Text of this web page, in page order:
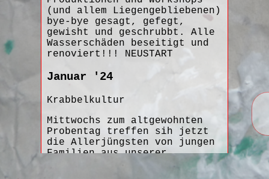
(und allem Liegengebliebenen)
bye-bye gesagt, gefegt,
gewisht und geschrubbt. Alle
Wasserschäden beseitigt und
renoviert!!! NEUSTART
Januar '24
Krabbelkultur
Mittwochs zum altgewohnten
Probentag treffen sih jetzt
die Allerjüngsten von jungen
Familien aus unserer
Umgebung. Sie experimentieren